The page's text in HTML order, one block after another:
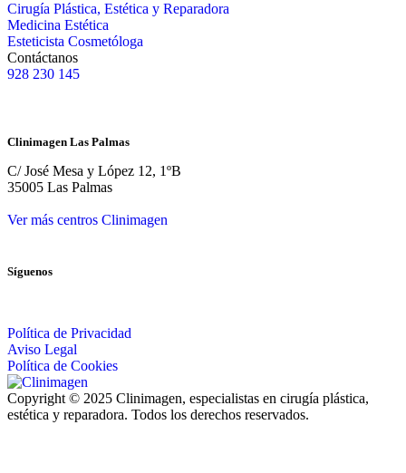
Cirugía Plástica, Estética y Reparadora
Medicina Estética
Esteticista Cosmetóloga
Contáctanos
928 230 145
Clinimagen Las Palmas
C/ José Mesa y López 12, 1ºB
35005 Las Palmas
Ver más centros Clinimagen
Síguenos
Política de Privacidad
Aviso Legal
Política de Cookies
Copyright © 2025 Clinimagen, especialistas en cirugía plástica,
estética y reparadora. Todos los derechos reservados.